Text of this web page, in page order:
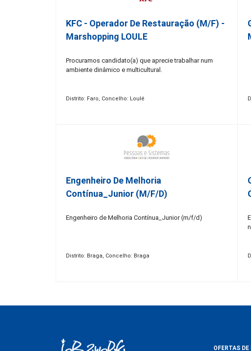
KFC - Operador De Restauração (m/f) -
Marshopping LOULE
Procuramos candidato(a) que aprecie trabalhar num
ambiente dinâmico e multicultural.
Distrito: Faro, Concelho: Loulé
Engenheiro De Melhoria
Contínua_Junior (m/f/d)
Engenheiro de Melhoria Contínua_Junior (m/f/d)
Distrito: Braga, Concelho: Braga
OFERTAS DE